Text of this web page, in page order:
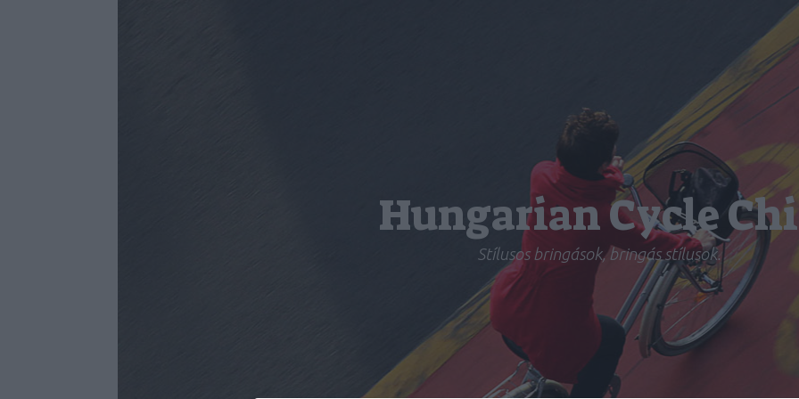
Hungarian Cycle
Stílusos bringások, bringás stílusok.